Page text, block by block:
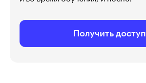
Получить доступ